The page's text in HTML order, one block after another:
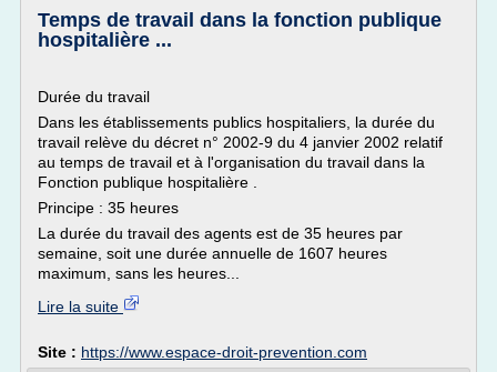
Temps de travail dans la fonction publique
hospitalière ...
Durée du travail
Dans les établissements publics hospitaliers, la durée du
travail relève du décret n° 2002-9 du 4 janvier 2002 relatif
au temps de travail et à l'organisation du travail dans la
Fonction publique hospitalière .
Principe : 35 heures
La durée du travail des agents est de 35 heures par
semaine, soit une durée annuelle de 1607 heures
maximum, sans les heures...
Lire la suite
Site : https://www.espace-droit-prevention.com